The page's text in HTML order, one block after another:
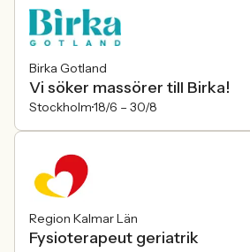
Birka Gotland
Vi söker massörer till Birka!
Stockholm18/6 – 30/8
Region Kalmar Län
Fysioterapeut geriatrik